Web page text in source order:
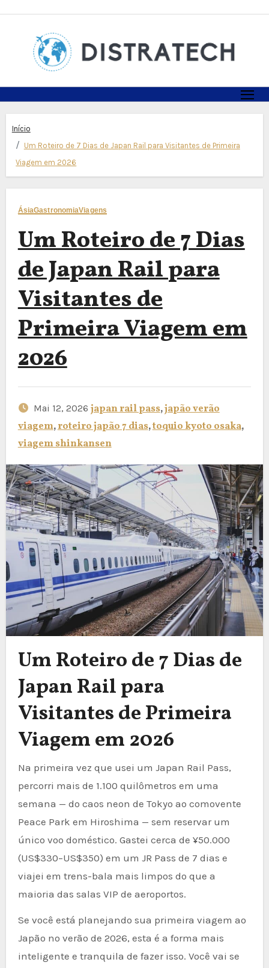
Início
Um Roteiro de 7 Dias de Japan Rail para Visitantes de Primeira
Viagem em 2026
ÁsiaGastronomiaViagens
Um Roteiro de 7 Dias
de Japan Rail para
Visitantes de
Primeira Viagem em
2026
Mai 12, 2026 japan rail pass,japão verão
viagem,roteiro japão 7 dias,toquio kyoto osaka,
viagem shinkansen
Um Roteiro de 7 Dias de
Japan Rail para
Visitantes de Primeira
Viagem em 2026
Na primeira vez que usei um Japan Rail Pass,
percorri mais de 1.100 quilômetros em uma
semana — do caos neon de Tokyo ao comovente
Peace Park em Hiroshima — sem reservar um
único voo doméstico. Gastei cerca de ¥50.000
(US$330–US$350) em um JR Pass de 7 dias e
viajei em trens-bala mais limpos do que a
maioria das salas VIP de aeroportos.
Se você está planejando sua primeira viagem ao
Japão no verão de 2026, esta é a forma mais
inteligente e tranquila de fazer isso. Você vai se